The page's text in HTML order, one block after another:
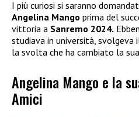
I più curiosi si saranno
Angelina Mango prima del
vittoria a Sanremo 2024.
studiava in università, svolgeva
la svolta che ha cambiato la
Angelina Mango e la
Amici